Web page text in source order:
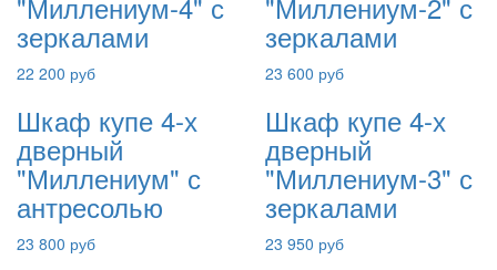
зеркалами
22 200 руб
зеркалами
23 600 руб
Шкаф купе 4-х
дверный
"Миллениум" с
антресолью
23 800 руб
Шкаф купе 4-х
дверный
"Миллениум-3" с
зеркалами
23 950 руб